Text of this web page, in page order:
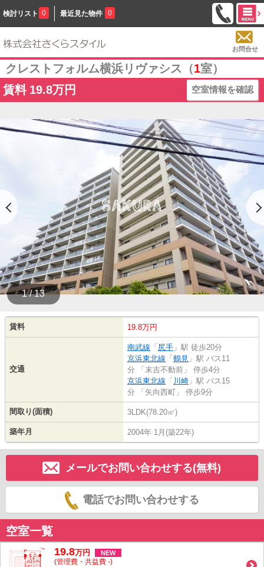
検討リスト 0 最近見た物件 0
お問合せ
クレストフォルム横浜リヴァシス（1室）
賃料 19.8万円 空室情報を確認
1 / 13
賃料 19.8万円
交通
南武線 「 尻手 」駅 徒歩20分
京浜東北線 「 鶴見 」駅 バス11
分 「末吉不動前」 停歩4分
京浜東北線 「 川崎 」駅 バス15
分 「矢向西町」 停歩9分
間取り(面積) 3LDK(78.20㎡)
築年月 2004年 1月(築22年)
メールでお問い合わせする(無料)
電話でお問い合わせする
空室一覧
19.8万円 NEW
(管理費・共益費 -)